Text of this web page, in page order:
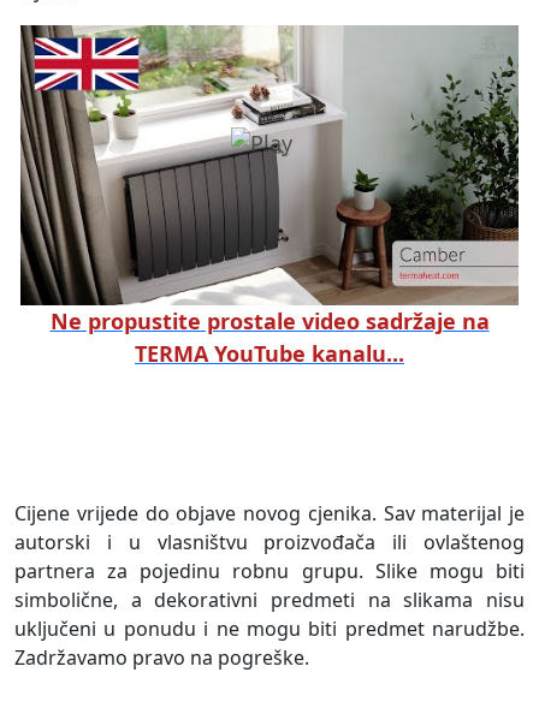
Ne propustite prostale video sadržaje na
TERMA YouTube kanalu...
Cijene vrijede do objave novog cjenika. Sav materijal je
autorski i u vlasništvu proizvođača ili ovlaštenog
partnera za pojedinu robnu grupu. Slike mogu biti
simbolične, a dekorativni predmeti na slikama nisu
uključeni u ponudu i ne mogu biti predmet narudžbe.
Zadržavamo pravo na pogreške.